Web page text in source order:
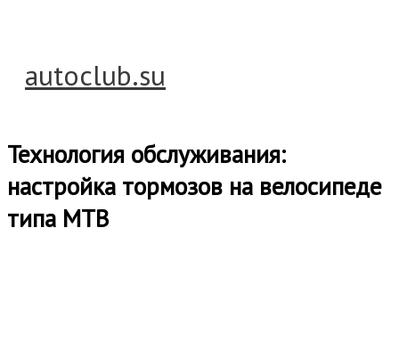
autoclub.su
Технология обслуживания:
настройка тормозов на велосипеде
типа MTB